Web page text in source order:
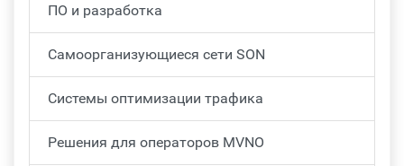
ПО и разработка
Самоорганизующиеся сети SON
Системы оптимизации трафика
Решения для операторов MVNO